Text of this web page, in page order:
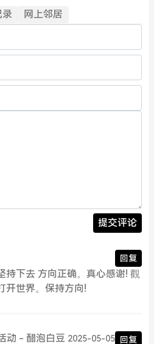
录 网上邻居
提交评论
回复
持下去 方向正确。真心感谢! 觀
开世界。保持方向!
动 - 醋泡白豆 2025-05-05 回复